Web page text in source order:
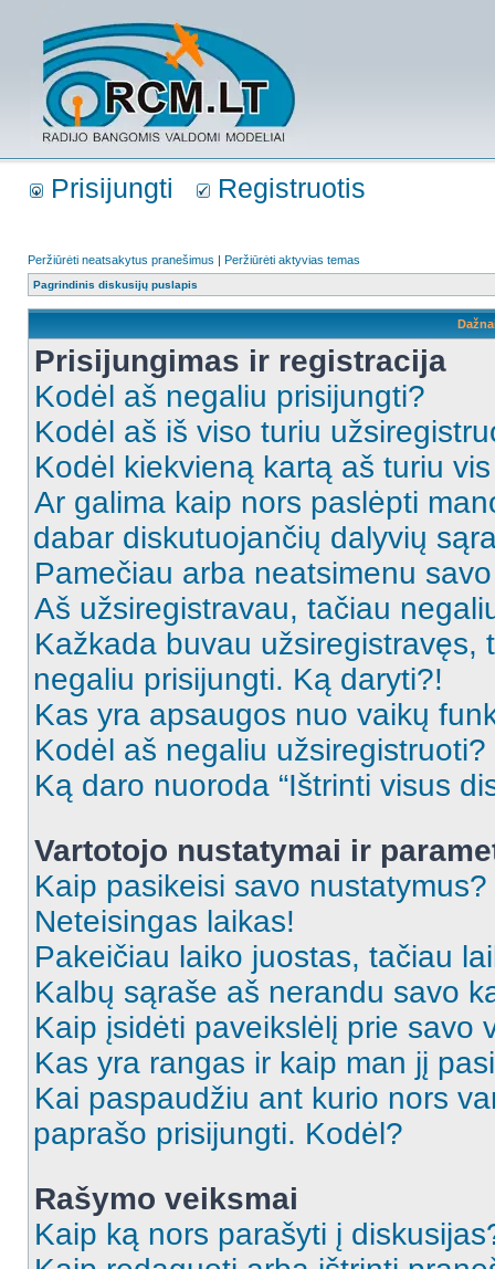
Prisijungti Registruotis
Peržiūrėti neatsakytus pranešimus | Peržiūrėti aktyvias temas
Pagrindinis diskusijų puslapis
Prisijungimas ir registracija
Kodėl aš negaliu prisijungti?
Kodėl aš iš viso turiu
Kodėl kiekvieną kartą aš turiu
Ar galima kaip nors paslėpti
dabar diskutuojančių dalyvių
Pamečiau arba neatsimenu
Aš užsiregistravau, tačiau
Kažkada buvau užsiregistravęs,
negaliu prisijungti. Ką daryti?!
Kas yra apsaugos nuo vaikų
Kodėl aš negaliu užsiregistruoti?
Ką daro nuoroda “Ištrinti visus
Vartotojo nustatymai ir
Kaip pasikeisi savo nustatymus?
Neteisingas laikas!
Pakeičiau laiko juostas, tačiau
Kalbų sąraše aš nerandu savo
Kaip įsidėti paveikslėlį prie savo
Kas yra rangas ir kaip man jį
Kai paspaudžiu ant kurio nors
paprašo prisijungti. Kodėl?
Rašymo veiksmai
Kaip ką nors parašyti į